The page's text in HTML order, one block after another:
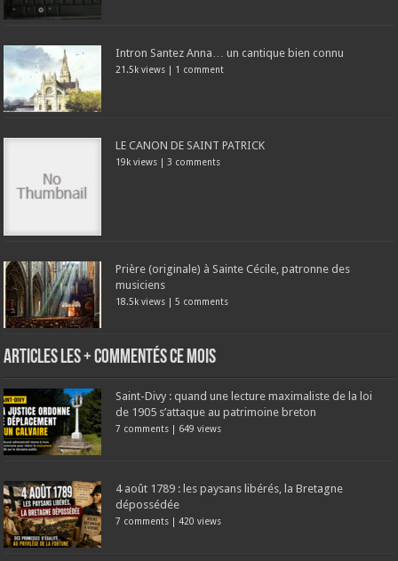
Intron Santez Anna… un cantique bien connu
21.5k views | 1 comment
LE CANON DE SAINT PATRICK
19k views | 3 comments
Prière (originale) à Sainte Cécile, patronne des
musiciens
18.5k views |5 comments
Articles les + commentés ce mois
Saint-Divy : quand une lecture maximaliste de la loi
de 1905 s’attaque au patrimoine breton
7 comments | 649 views
4 août 1789 : les paysans libérés, la Bretagne
dépossédée
7 comments |420 views